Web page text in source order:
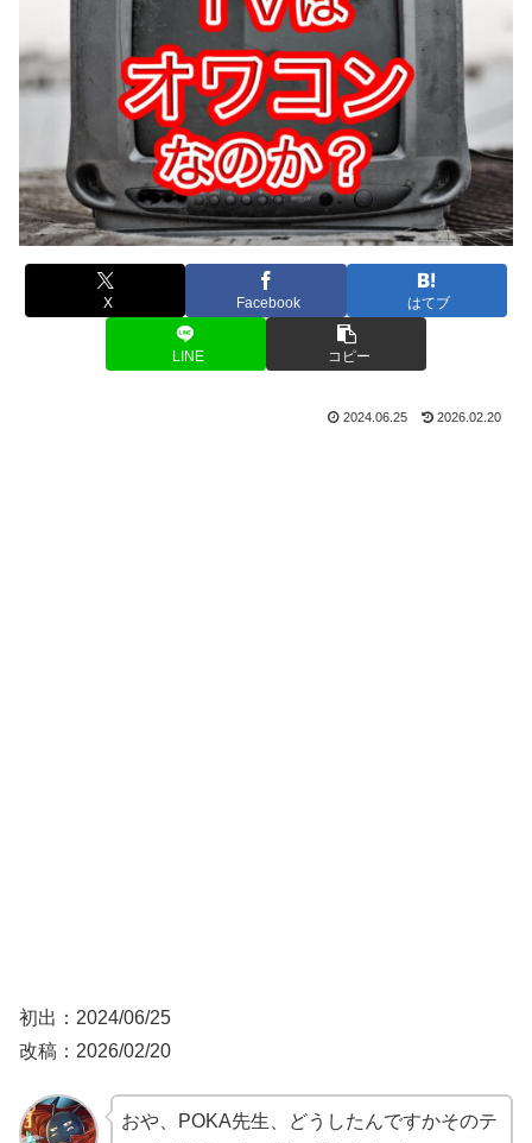
X Facebook はてブ
LINE コピー
2024.06.25 2026.02.20
初出：2024/06/25
改稿：2026/02/20
おや、POKA先生、どうしたんですかそのテ